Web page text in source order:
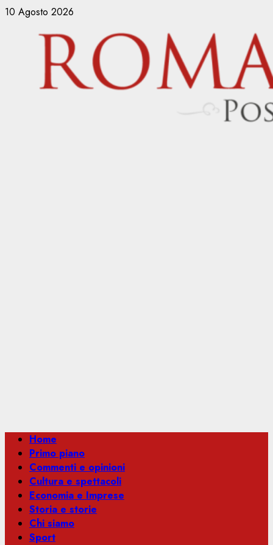
Vai
contenuto
10 Agosto 2026
Menu
principale
Home
Primo piano
Commenti e opinioni
Cultura e spettacoli
Economia e Imprese
Storia e storie
Chi siamo
Sport